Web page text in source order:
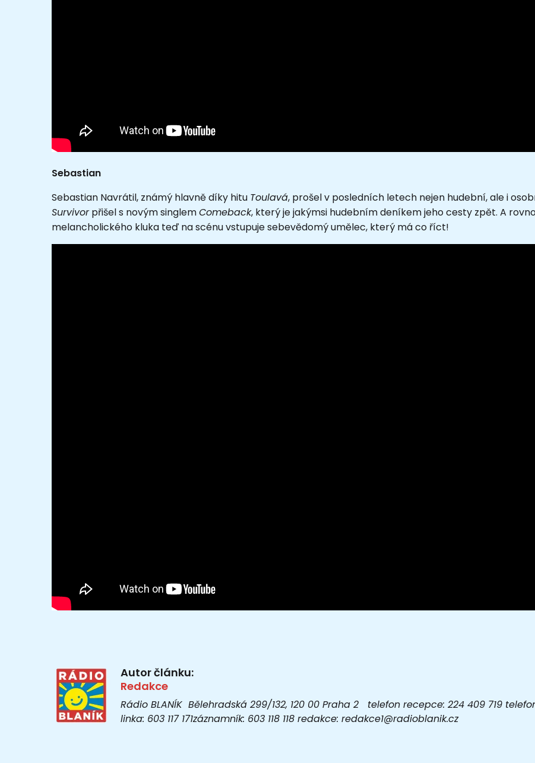
Sebastian
Sebastian Navrátil, známý hlavně díky hitu Toulavá, prošel v posledních letech nejen hudební, ale i
Survivorpřišel s novým singlemComeback, který je jakýmsi hudebním deníkem jeho cesty zpět. A
melancholického kluka teď na scénu vstupuje sebevědomý umělec, který má co říct!
Autor článku:
Redakce
Rádio BLANÍK Bělehradská 299/132, 120 00 Praha 2 telefon recepce: 224 409 719
linka: 603 117 171záznamník: 603 118 118 redakce: redakce1@radioblanik.cz